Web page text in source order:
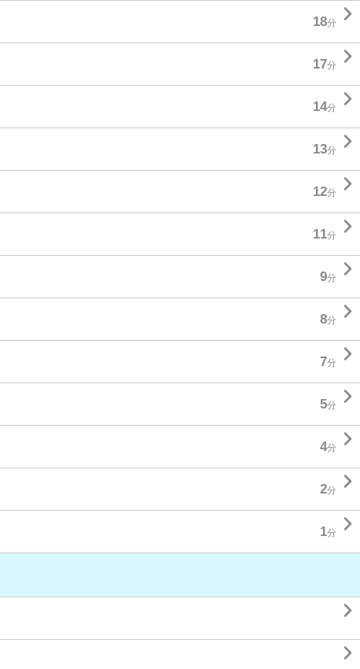
18分 
17分 
14分 
13分 
12分 
11分 
9分 
8分 
7分 
5分 
4分 
2分 
1分 

